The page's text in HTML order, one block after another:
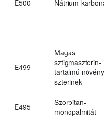
E500 Nátrium-
E499
Magas
sztigmaszterin-
tartalmú
szterinek
E495
Szorbitan-
monopalmitát